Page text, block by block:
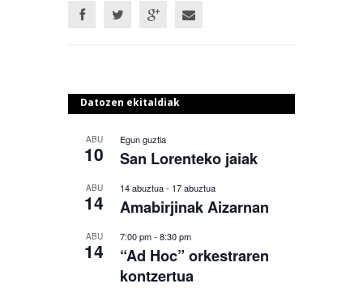
Datozen ekitaldiak
ABU
10
Egun guztia
San Lorenteko jaiak
ABU
14
14 abuztua- 17 abuztua
Amabirjinak Aizarnan
ABU
14
7:00 pm- 8:30 pm
“Ad Hoc” orkestraren
kontzertua